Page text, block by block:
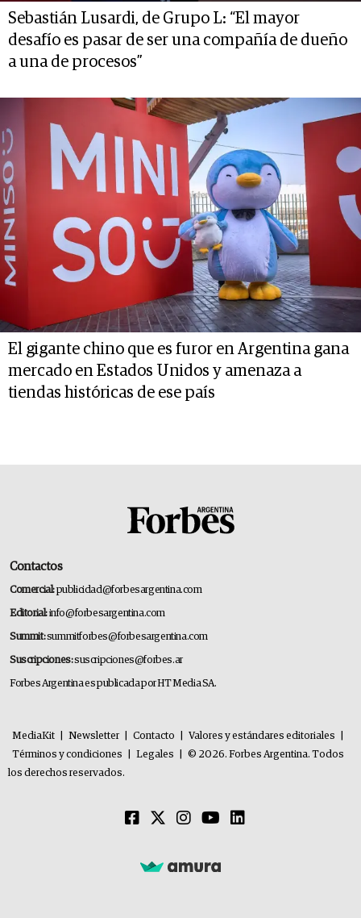
Sebastián Lusardi, de Grupo L: “El mayor
desafío es pasar de ser una compañía de dueño
a una de procesos”
El gigante chino que es furor en Argentina gana
mercado en Estados Unidos y amenaza a
tiendas históricas de ese país
Contactos
Comercial:publicidad@forbesargentina.com
Editorial:info@forbesargentina.com
Summit:summitforbes@forbesargentina.com
Suscripciones:suscripciones@forbes.ar
Forbes Argentina es publicada por HT Media SA.
MediaKit Newsletter Contacto Valores y estándares editoriales
Términos y condiciones
Legales
© 2026. Forbes Argentina. Todos
los derechos reservados.